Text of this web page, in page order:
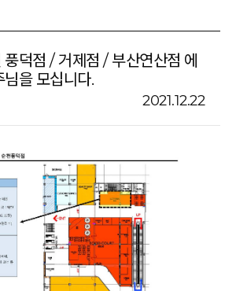
덕점 / 거제점 / 부산연산점 에
을 모십니다.
2021.12.22